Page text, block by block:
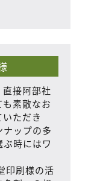
直接阿部社
素敵なお
ただき
ナップの多
時にはワ
印刷様の活